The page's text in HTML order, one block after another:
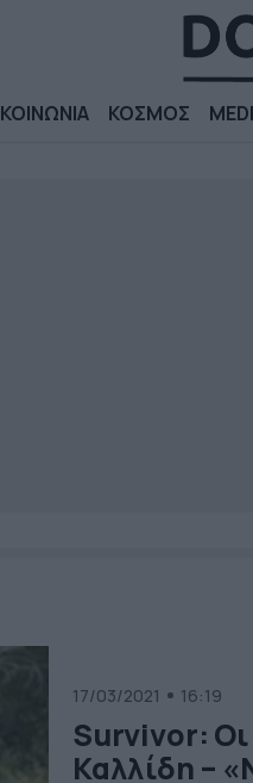
ΚΟΙΝΩΝΙΑ ΚΟΣΜΟΣ
17/03/2021 16:19
Survivor:
Καλλίδη –